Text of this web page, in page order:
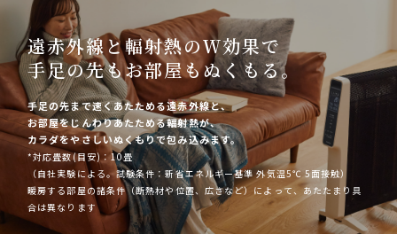
遠赤外線と輻射熱のＷ効果で
手足の先もお部屋もぬくもる。
手足の先まで速くあたためる遠赤外線と、
お部屋をじんわりあたためる輻射熱が、
カラダをやさしいぬくもりで包み込みます。
*対応畳数(目安)：10畳
（自社実験による。試験条件：新省エネルギー基準 外気温5℃ 5面接触）
暖房する部屋の諸条件（断熱材や位置、広さなど）によって、あたたまり具
合は異なります